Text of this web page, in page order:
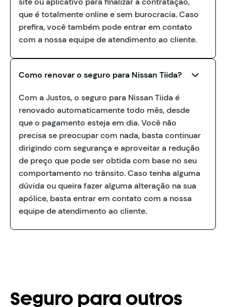
que é totalmente online e sem burocracia. Caso
prefira, você também pode entrar em contato
com a nossa equipe de atendimento ao cliente.
Como renovar o seguro para Nissan Tiida?
Com a Justos, o seguro para Nissan Tiida é
renovado automaticamente todo mês, desde
que o pagamento esteja em dia. Você não
precisa se preocupar com nada, basta continuar
dirigindo com segurança e aproveitar a redução
de preço que pode ser obtida com base no seu
comportamento no trânsito. Caso tenha alguma
dúvida ou queira fazer alguma alteração na sua
apólice, basta entrar em contato com a nossa
equipe de atendimento ao cliente.
Seguro para outros